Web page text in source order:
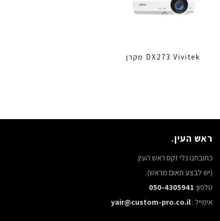
DX273 Vivitek מקרן
ראש העין.
כתובתנו נלי זקס ראש העין.
(יש לבצע תאום מראש).
טלפון: 050-4305941
אימייל :yair@custom-pro.co.il